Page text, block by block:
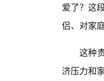
爱了？这
侣、对家
这种
济压力和